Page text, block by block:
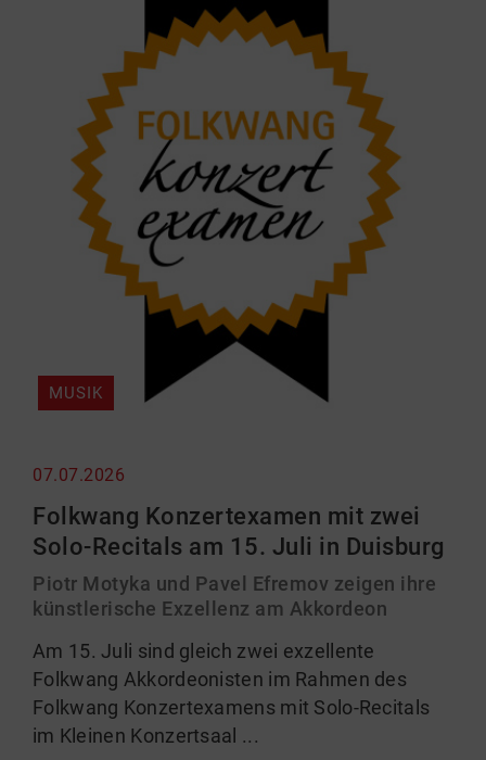
07.07.2026
Folkwang Konzertexamen mit zwei
Solo-Recitals am 15. Juli in Duisburg
Piotr Motyka und Pavel Efremov zeigen ihre
künstlerische Exzellenz am Akkordeon
Am 15. Juli sind gleich zwei exzellente
Folkwang Akkordeonisten im Rahmen des
Folkwang Konzertexamens mit Solo-Recitals
im Kleinen Konzertsaal ...
MUSIK